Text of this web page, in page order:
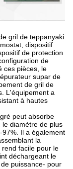
gril de teppanyaki
dispositif
de protection
de
ces pièces, le
supar de
de gril de
L'équipement a
à hautes
peut absorbe
diamètre de plus
Il a également
la
facile pour le
déchargeant le
puissance- pour